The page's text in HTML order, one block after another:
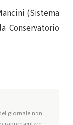
(Sistema
Conservatorio
giornale non